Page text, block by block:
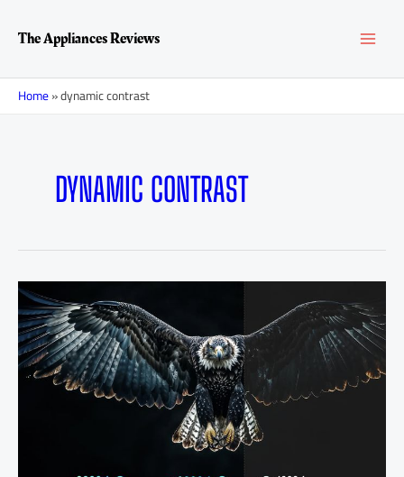
содержимому
The Appliances Reviews
Home»dynamic contrast
DYNAMIC CONTRAST